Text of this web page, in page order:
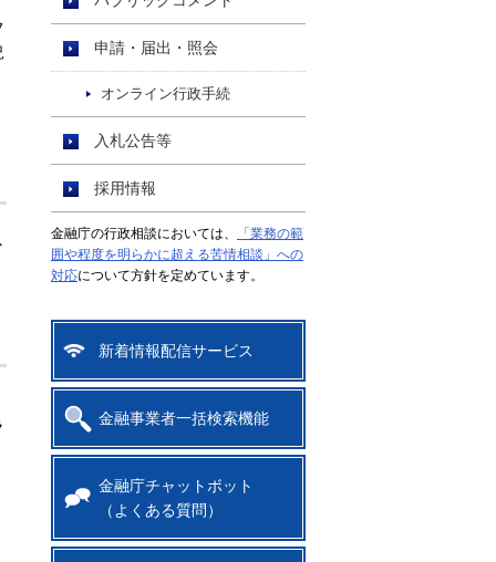
申請・届出・照会
オンライン行政手続
入札公告等
採用情報
金融庁の行政相談においては、
「業務の範
囲や程度を明らかに超える苦情相談」への
対応について方針を定めています。
新着情報配信サービス
金融事業者一括検索機能
金融庁チャットボット
（よくある質問）